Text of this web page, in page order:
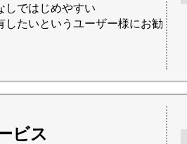
しではじめやすい
したいというユーザー様にお勧
ビス